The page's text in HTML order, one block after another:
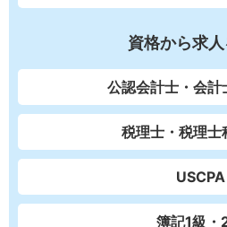
資格から求
公認会計士・会計
税理士・税理士
USCPA
簿記1級・